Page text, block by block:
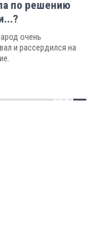
по решению
очень
и рассердился на